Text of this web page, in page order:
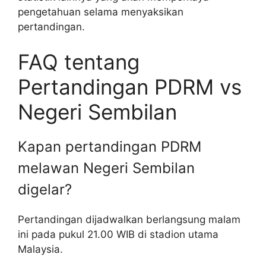
pengetahuan selama menyaksikan
pertandingan.
FAQ tentang
Pertandingan PDRM vs
Negeri Sembilan
Kapan pertandingan PDRM
melawan Negeri Sembilan
digelar?
Pertandingan dijadwalkan berlangsung malam
ini pada pukul 21.00 WIB di stadion utama
Malaysia.